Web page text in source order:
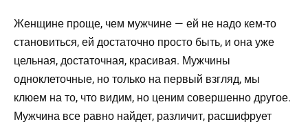
Женщине проще, чем мужчине — ей не надо кем-то
становиться, ей достаточно просто быть, и она уже
цельная, достаточная, красивая. Мужчины
одноклеточные, но только на первый взгляд, мы
клюем на то, что видим, но ценим совершенно другое.
Мужчина все равно найдет, различит, расшифрует